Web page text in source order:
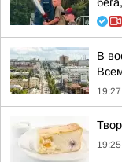
В
19:27
19:25